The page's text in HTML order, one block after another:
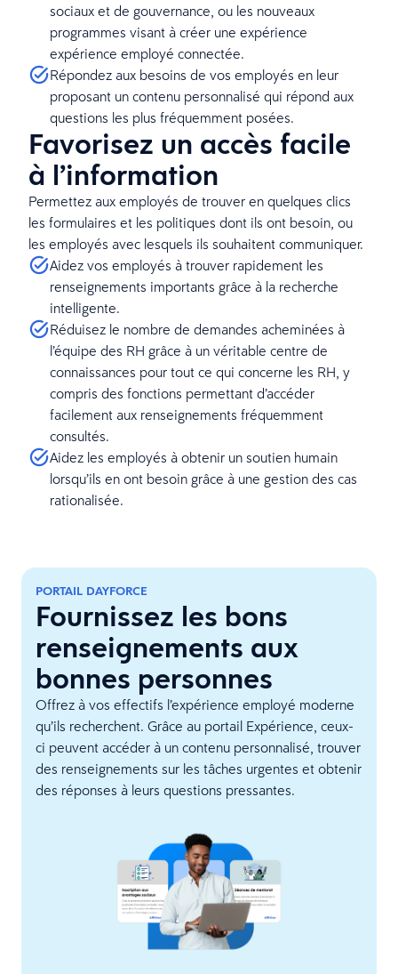
sociaux et de gouvernance, ou les nouveaux
programmes visant à créer une expérience
expérience employé connectée.
Répondez aux besoins de vos employés en leur
proposant un contenu personnalisé qui répond aux
questions les plus fréquemment posées.
Favorisez un accès facile
à l’information
Permettez aux employés de trouver en quelques clics
les formulaires et les politiques dont ils ont besoin, ou
les employés avec lesquels ils souhaitent communiquer.
Aidez vos employés à trouver rapidement les
renseignements importants grâce à la recherche
intelligente.
Réduisez le nombre de demandes acheminées à
l’équipe des RH grâce à un véritable centre de
connaissances pour tout ce qui concerne les RH, y
compris des fonctions permettant d’accéder
facilement aux renseignements fréquemment
consultés.
Aidez les employés à obtenir un soutien humain
lorsqu’ils en ont besoin grâce à une gestion des cas
rationalisée.
PORTAIL DAYFORCE
Fournissez les bons
renseignements aux
bonnes personnes
Offrez à vos effectifs l’expérience employé moderne
qu’ils recherchent. Grâce au portail Expérience, ceux-
ci peuvent accéder à un contenu personnalisé, trouver
des renseignements sur les tâches urgentes et obtenir
des réponses à leurs questions pressantes.